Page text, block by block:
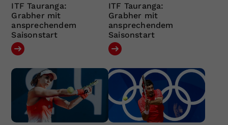
ITF Tauranga:
Grabher mit
ansprechendem
Saisonstart
ITF Tauranga:
Grabher mit
ansprechendem
Saisonstart